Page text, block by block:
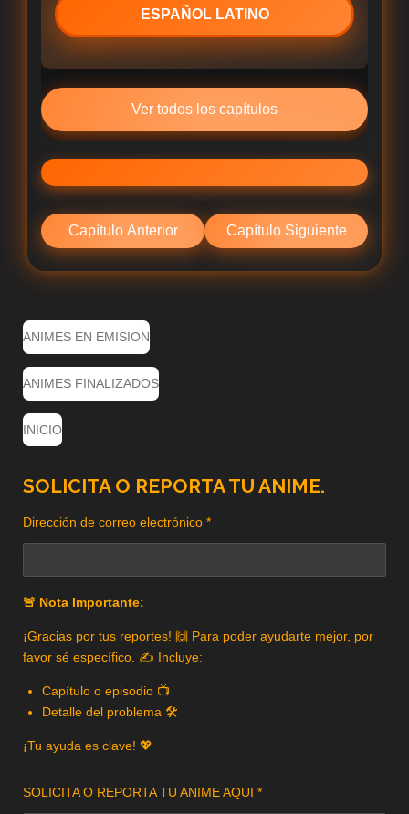
ESPAÑOL LATINO
Ver todos los capítulos
Capítulo Anterior Capítulo Siguiente
ANIMES EN EMISION
ANIMES FINALIZADOS
INICIO
SOLICITA O REPORTA TU ANIME.
Dirección de correo electrónico *
🚨 Nota Importante:
¡Gracias por tus reportes! 🙌 Para poder ayudarte mejor, por
favor sé específico. ✍️ Incluye:
Capítulo o episodio 📺
Detalle del problema 🛠️
¡Tu ayuda es clave! 💖
SOLICITA O REPORTA TU ANIME AQUI *